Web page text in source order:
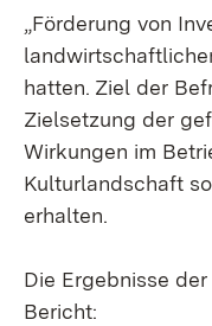
„Förderung von
hatten. Ziel der
Zielsetzung der
Wirkungen im
Kulturlandschaft
erhalten.
Die Ergebnisse
Bericht: